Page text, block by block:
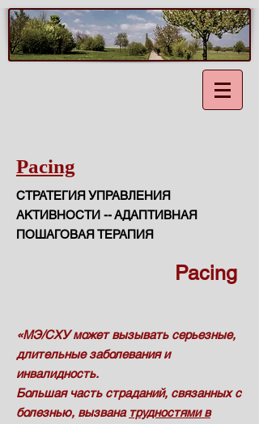
Pacing
СТРАТЕГИЯ УПРАВЛЕНИЯ
АКТИВНОСТИ -- АДАПТИВНАЯ
ПОШАГОВАЯ ТЕРАПИЯ
Pacing
​«МЭ/СХУ может вызывать серьезные,
длительные заболевания и
инвалидность.
Большая часть страданий, связанных с
болезнью, вызвана трудностями в